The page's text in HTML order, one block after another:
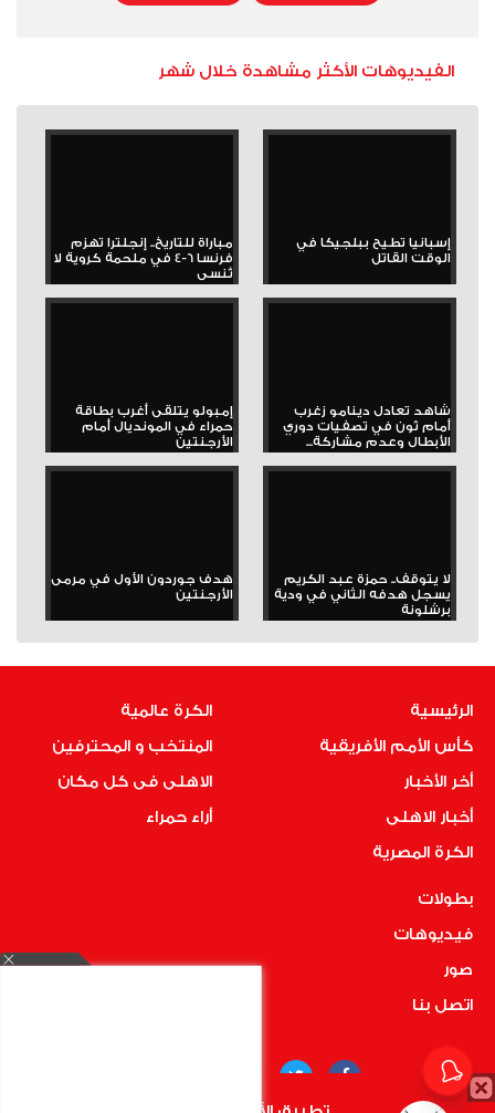
الفيديوهات الأكثر مشاهدة خلال شهر
إسبانيا تطيح ببلجيكا في
الوقت القاتل
مباراة للتاريخ.. إنجلترا تهزم
فرنسا 6-4 في ملحمة كروية لا
تُنسى
شاهد تعادل دينامو زغرب
أمام ثون في تصفيات دوري
الأبطال وعدم مشاركة...
إمبولو يتلقى أغرب بطاقة
حمراء في المونديال أمام
الأرجنتين
لا يتوقف.. حمزة عبد الكريم
يسجل هدفه الثاني في ودية
برشلونة
هدف جوردون الأول في مرمى
الأرجنتين
الرئيسية
كأس الأمم الأفريقية
أخر الأخبار
أخبار الاهلى
الكرة المصرية
الكرة عالمية
المنتخب و المحترفين
الاهلى فى كل مكان
أراء حمراء
بطولات
فيديوهات
صور
اتصل بنا